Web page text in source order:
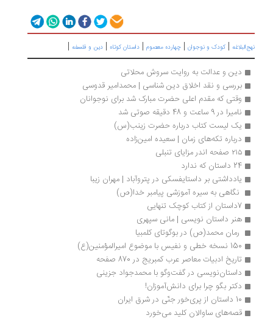
نهج‌البلاغه | کودک و نوجوان | چهارده معصوم | داستان کوتاه | دین و فلسفه |
دین و عدالت به روایت سروش محلاتی
بررسی و نقد اخلاق دین شناسی | محمدامیر قدوسی
وقتی که مقدم اعلی حضرت مبارک شد برای نوجوانان
نامیرا در 9 ساعت و 48 دقیقه صوتی شد
یک لیست کتاب درباره حضرت زینب(س)
درباره تکه‌های زمان | سعیده امین‌زاده
۲۱۵ صفحه اندر مزایای تنبلی
24 داستان که ندارد
یادداشتی بر داستایفسکی در پتروآباد | مهران زیبا
نگاهی به سیره آموزشی پیامبر خدا(ص)
7داستان از کتاب کوچک تنهایی
هنر داستان نویسی | مانی سپهری
رمان محمد(ص) در بوگوتای کلمبیا
150 نسخه خطی و نفیس با موضوع امیرالمؤمنین(ع)
تاریخ ادبیات معاصر عرب کمبریج در 870 صفحه
داستان‌نویسی در گفت‌وگو با محمدجواد جزینی
دکتر بگو چرا برای دانش‌آموزان!
10 داستان از پری‌خور جنّی در شرق ایران
قصه‌های ساوالان کلید می‌خورد